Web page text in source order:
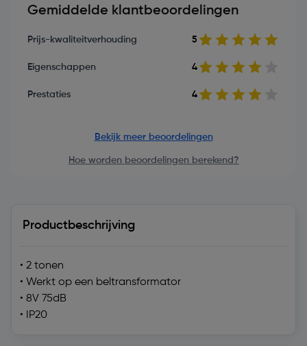
Gemiddelde klantbeoordelingen
Prijs-kwaliteitverhouding 5
Eigenschappen 4
Prestaties 4
Bekijk meer beoordelingen
Hoe worden beoordelingen berekend?
Productbeschrijving
• 2 tonen
• Werkt op een beltransformator
• 8V 75dB
• IP20